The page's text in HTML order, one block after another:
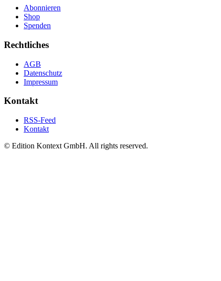
Abonnieren
Shop
Spenden
Rechtliches
AGB
Datenschutz
Impressum
Kontakt
RSS-Feed
Kontakt
© Edition Kontext GmbH. All rights reserved.